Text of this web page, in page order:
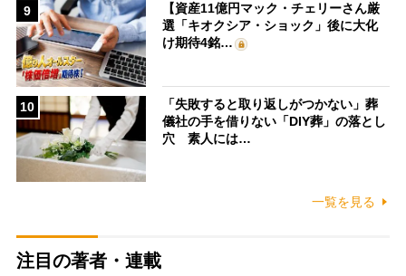
9
【資産11億円マック・チェリーさん厳
選「キオクシア・ショック」後に大化
け期待4銘…
10
「失敗すると取り返しがつかない」葬
儀社の手を借りない「DIY葬」の落とし
穴 素人には…
一覧を見る
注目の著者・連載